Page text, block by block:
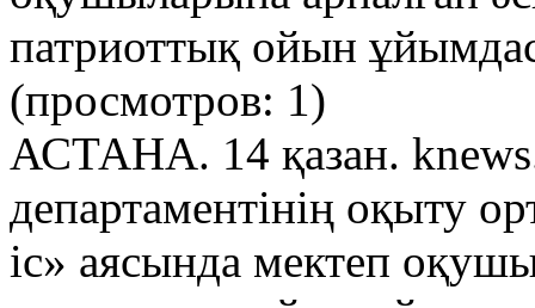
(просмотров: 1)
АСТАНА. 14 қазан.
департаментінің оқыту
іс» аясында мектеп